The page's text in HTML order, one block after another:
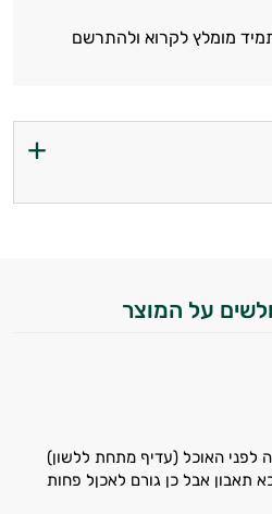
מומלץ לקרוא ולהתרשם
על המוצר
האוכל (עדיף מתחת ללשון)
תאבון אבל כן גורם לאכןל פחות
והספורט.
אוכל לעזור?